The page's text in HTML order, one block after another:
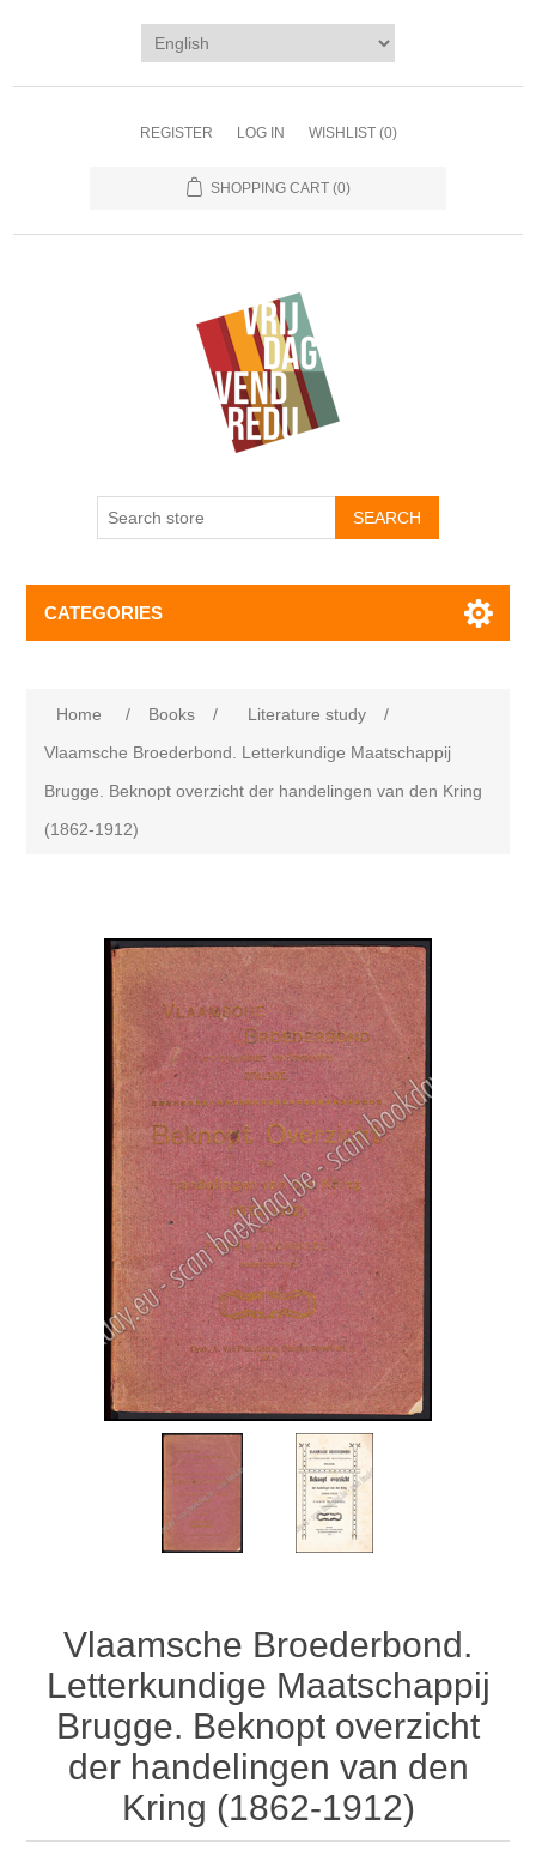
REGISTER LOG IN WISHLIST (0)
SHOPPING CART (0)
CATEGORIES
Home / Books / Literature study
/
Vlaamsche Broederbond. Letterkundige Maatschappij
Brugge. Beknopt overzicht der handelingen van den Kring
(1862-1912)
Vlaamsche Broederbond.
Letterkundige Maatschappij
Brugge. Beknopt overzicht
der handelingen van den
Kring (1862-1912)